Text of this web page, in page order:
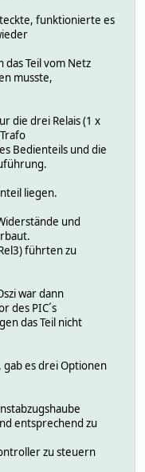
funktionierte es
das Teil vom Netz
musste,
die drei Relais (1 x
Bedienteils und die
liegen.
und
führten zu
war dann
des PIC´s
das Teil nicht
gab es drei Optionen
entsprechend zu
zu steuern